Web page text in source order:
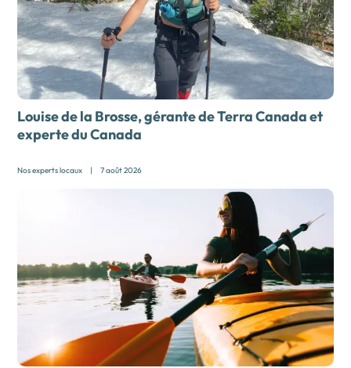
Louise de la Brosse, gérante de Terra Canada et
experte du Canada
Nos experts locaux | 7 août 2026